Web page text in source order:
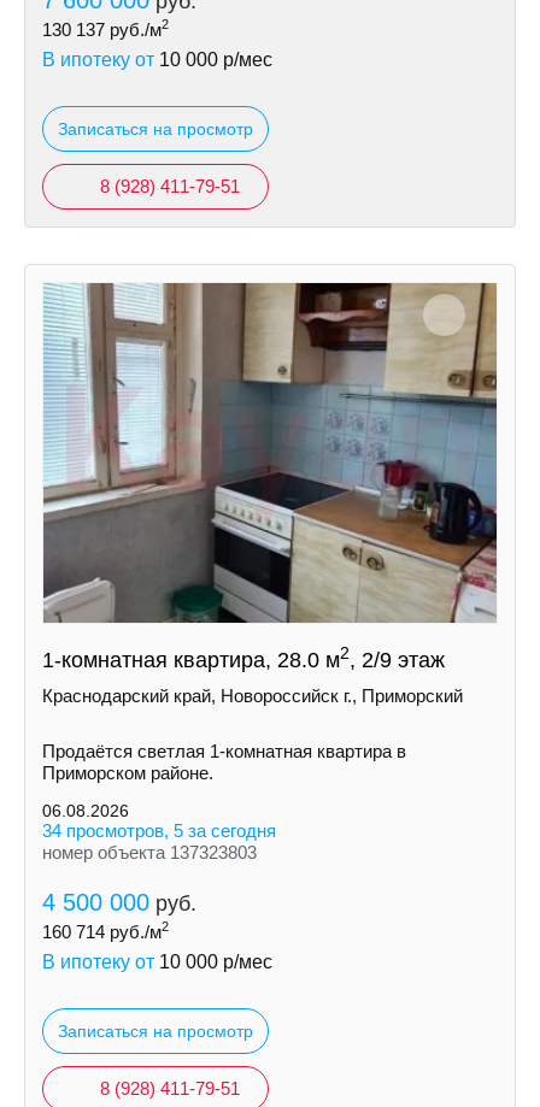
130 137 руб./м2
В ипотеку от 10 000 р/мес
Записаться на просмотр
8 (928) 411-79-51
1-комнатная квартира, 28.0 м2, 2/9 этаж
Краснодарский край, Новороссийск г., Приморский
Продаётся светлая 1-комнатная квартира в
Приморском районе.
06.08.2026
34 просмотров, 5 за сегодня
номер объекта 137323803
4 500 000 руб.
160 714 руб./м2
В ипотеку от 10 000 р/мес
Записаться на просмотр
8 (928) 411-79-51